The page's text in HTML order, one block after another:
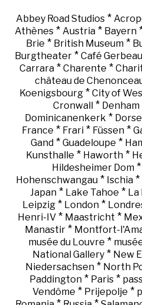
Abbey Road Studios*
Athènes * Austria * Bayern
Brie * British Museum *
Burgtheater* Café
Carrara * Charente *
château de
Koenigsbourg * City of
Cronwall* Denham
Dominicanenkerk *
France * Frari* Füssen*
Gand * Guadeloupe *
Kunsthalle * Haworth*
Hildesheimer Dom *
Hohenschwangau * Ischia *
Japan* Lake Tahoe * La
Leipzig* London*
Henri-IV * Maastricht *
Manastir * Montfort-
musée du Louvre *
National Gallery* New
Niedersachsen* North
Paddington * Paris *
Vendôme * Prijepolje *